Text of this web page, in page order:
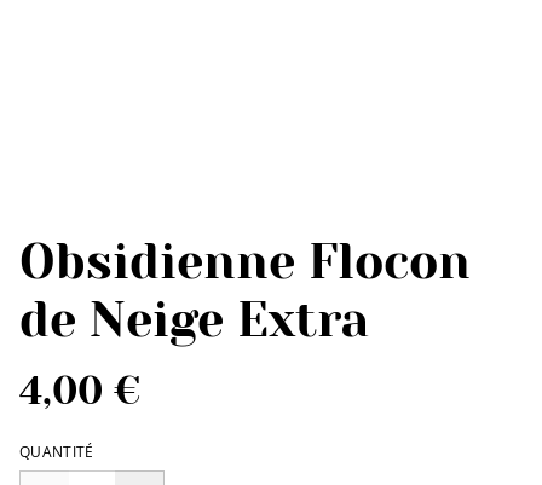
Obsidienne Flocon
de Neige Extra
4,00 €
QUANTITÉ